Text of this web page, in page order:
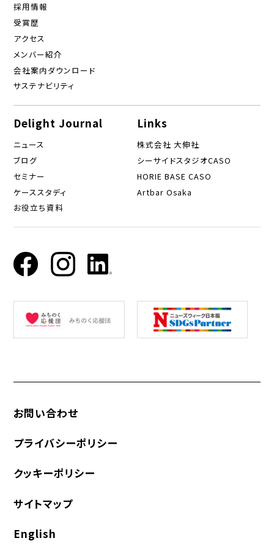
採用情報
受賞歴
アクセス
メンバー紹介
会社案内ダウンロード
サステナビリティ
Delight Journal
ニュース
ブログ
セミナー
ケーススタディ
お役立ち資料
Links
株式会社 大伸社
シーサイドスタジオCASO
HORIE BASE CASO
Artbar Osaka
お問い合わせ
プライバシーポリシー
クッキーポリシー
サイトマップ
English